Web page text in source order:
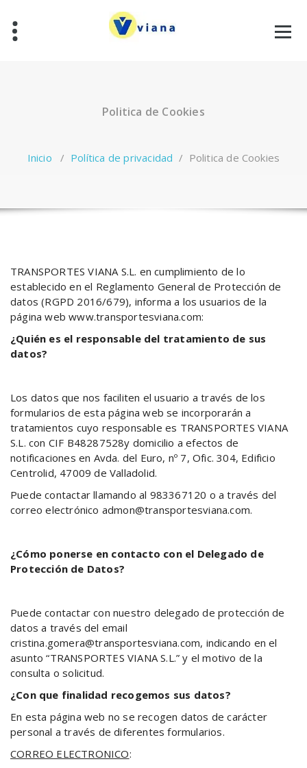
contenido
Politica de Cookies
Inicio / Política de privacidad / Politica de Cookies
TRANSPORTES VIANA S.L. en cumplimiento de lo
establecido en el Reglamento General de Protección de
datos (RGPD 2016/679), informa a los usuarios de la
página web www.transportesviana.com:
¿Quién es el responsable del tratamiento de sus
datos?
Los datos que nos faciliten el usuario a través de los
formularios de esta página web se incorporarán a
tratamientos cuyo responsable es TRANSPORTES VIANA
S.L. con CIF B48287528y domicilio a efectos de
notificaciones en Avda. del Euro, nº 7, Ofic. 304, Edificio
Centrolid, 47009 de Valladolid.
Puede contactar llamando al 983367120 o a través del
correo electrónico admon@transportesviana.com.
¿Cómo ponerse en contacto con el Delegado de
Protección de Datos?
Puede contactar con nuestro delegado de protección de
datos a través del email
cristina.gomera@transportesviana.com, indicando en el
asunto “TRANSPORTES VIANA S.L.” y el motivo de la
consulta o solicitud.
¿Con que finalidad recogemos sus datos?
En esta página web no se recogen datos de carácter
personal a través de diferentes formularios.
CORREO ELECTRONICO: